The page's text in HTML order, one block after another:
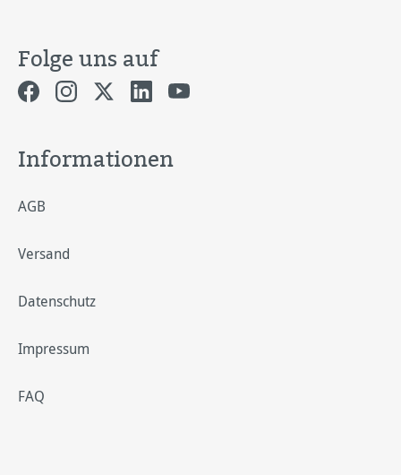
Folge uns auf
Informationen
AGB
Versand
Datenschutz
Impressum
FAQ